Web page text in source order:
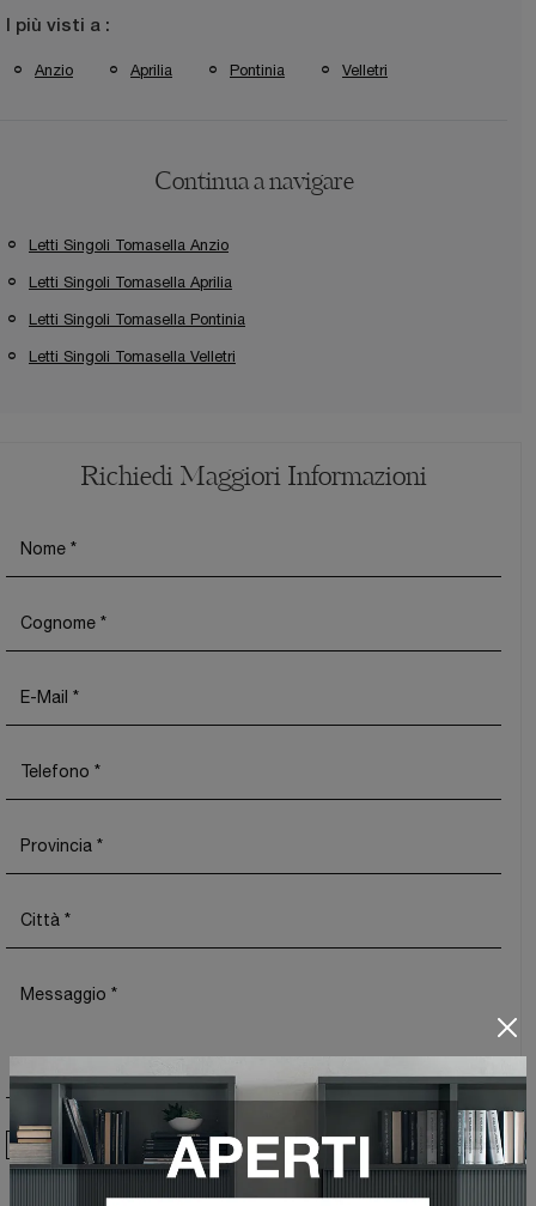
I più visti a :
Anzio Aprilia Pontinia Velletri
Continua a navigare
Letti Singoli Tomasella Anzio
Letti Singoli Tomasella Aprilia
Letti Singoli Tomasella Pontinia
Letti Singoli Tomasella Velletri
Richiedi Maggiori Informazioni
Ho preso visione dellaPrivacy Policy